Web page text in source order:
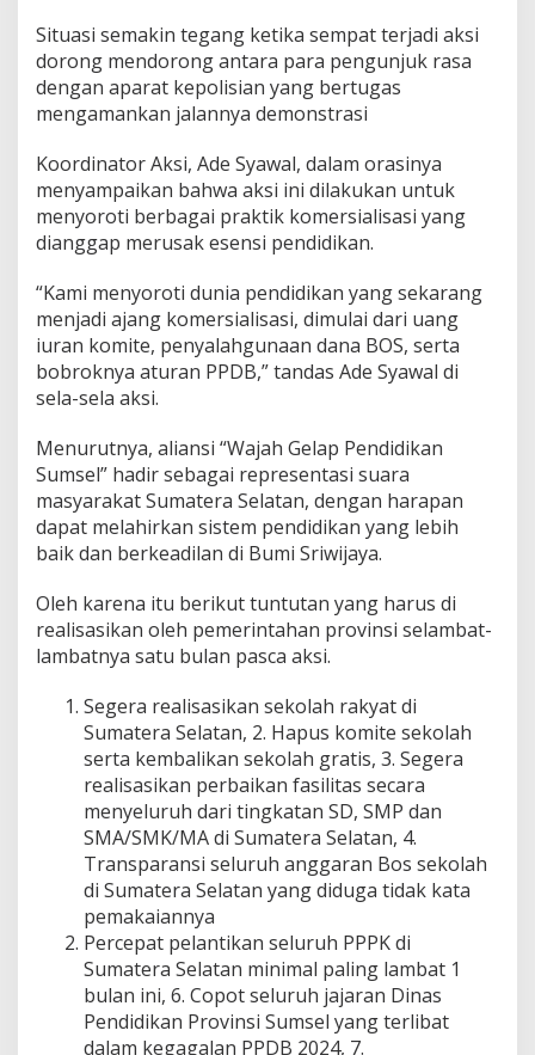
k
a
n
Situasi semakin tegang ketika sempat terjadi aksi
dorong mendorong antara para pengunjuk rasa
dengan aparat kepolisian yang bertugas
mengamankan jalannya demonstrasi
Koordinator Aksi, Ade Syawal, dalam orasinya
menyampaikan bahwa aksi ini dilakukan untuk
menyoroti berbagai praktik komersialisasi yang
dianggap merusak esensi pendidikan.
“Kami menyoroti dunia pendidikan yang sekarang
menjadi ajang komersialisasi, dimulai dari uang
iuran komite, penyalahgunaan dana BOS, serta
bobroknya aturan PPDB,” tandas Ade Syawal di
sela-sela aksi.
Menurutnya, aliansi “Wajah Gelap Pendidikan
Sumsel” hadir sebagai representasi suara
masyarakat Sumatera Selatan, dengan harapan
dapat melahirkan sistem pendidikan yang lebih
baik dan berkeadilan di Bumi Sriwijaya.
Oleh karena itu berikut tuntutan yang harus di
realisasikan oleh pemerintahan provinsi selambat-
lambatnya satu bulan pasca aksi.
Segera realisasikan sekolah rakyat di
Sumatera Selatan, 2. Hapus komite sekolah
serta kembalikan sekolah gratis, 3. Segera
realisasikan perbaikan fasilitas secara
menyeluruh dari tingkatan SD, SMP dan
SMA/SMK/MA di Sumatera Selatan, 4.
Transparansi seluruh anggaran Bos sekolah
di Sumatera Selatan yang diduga tidak kata
pemakaiannya
Percepat pelantikan seluruh PPPK di
Sumatera Selatan minimal paling lambat 1
bulan ini, 6. Copot seluruh jajaran Dinas
Pendidikan Provinsi Sumsel yang terlibat
dalam kegagalan PPDB 2024, 7.